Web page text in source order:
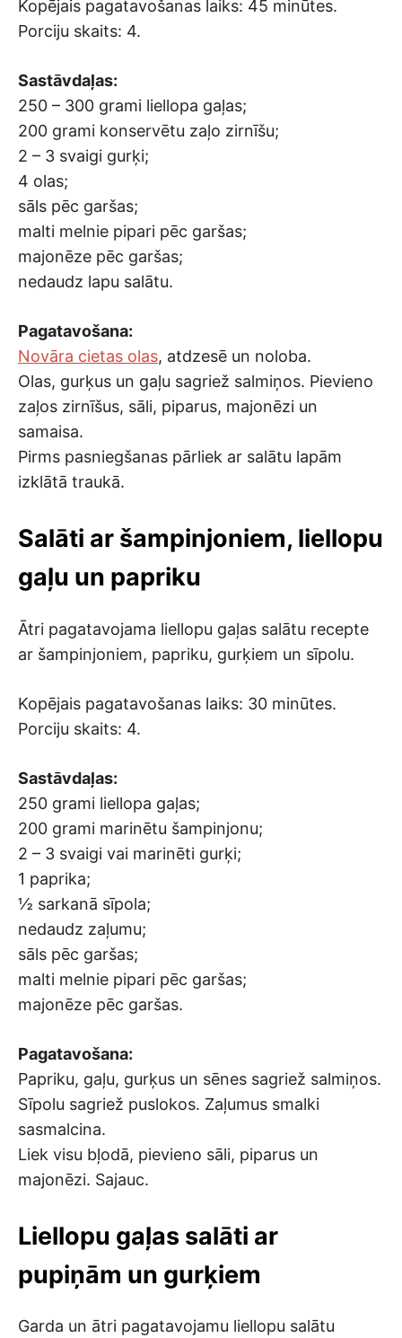
Kopējais pagatavošanas laiks: 45 minūtes.
Porciju skaits: 4.
Sastāvdaļas:
250 – 300 grami liellopa gaļas;
200 grami konservētu zaļo zirnīšu;
2 – 3 svaigi gurķi;
4 olas;
sāls pēc garšas;
malti melnie pipari pēc garšas;
majonēze pēc garšas;
nedaudz lapu salātu.
Pagatavošana:
Novāra cietas olas, atdzesē un noloba.
Olas, gurķus un gaļu sagriež salmiņos. Pievieno
zaļos zirnīšus, sāli, piparus, majonēzi un
samaisa.
Pirms pasniegšanas pārliek ar salātu lapām
izklātā traukā.
Salāti ar šampinjoniem, liellopu
gaļu un papriku
Ātri pagatavojama liellopu gaļas salātu recepte
ar šampinjoniem, papriku, gurķiem un sīpolu.
Kopējais pagatavošanas laiks: 30 minūtes.
Porciju skaits: 4.
Sastāvdaļas:
250 grami liellopa gaļas;
200 grami marinētu šampinjonu;
2 – 3 svaigi vai marinēti gurķi;
1 paprika;
½ sarkanā sīpola;
nedaudz zaļumu;
sāls pēc garšas;
malti melnie pipari pēc garšas;
majonēze pēc garšas.
Pagatavošana:
Papriku, gaļu, gurķus un sēnes sagriež salmiņos.
Sīpolu sagriež puslokos. Zaļumus smalki
sasmalcina.
Liek visu bļodā, pievieno sāli, piparus un
majonēzi. Sajauc.
Liellopu gaļas salāti ar
pupiņām un gurķiem
Garda un ātri pagatavojamu liellopu salātu